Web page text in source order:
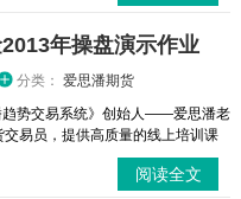
年操盘演示作业
分类： 爱思潘期货
趋势交易系统》创始人——爱思潘老
易员，提供高质量的线上培训课
阅读全文